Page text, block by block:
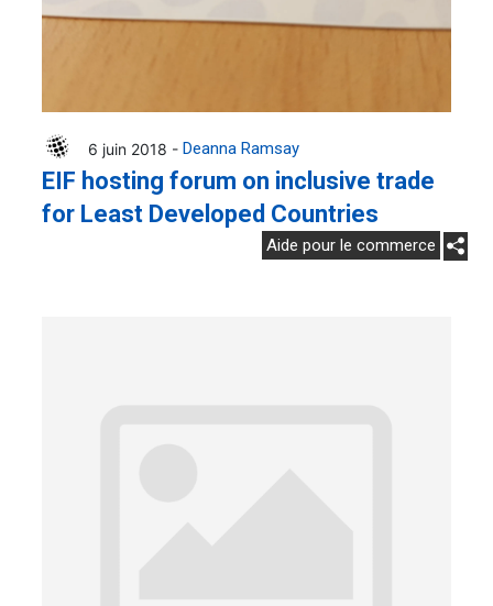
6 juin 2018 - Deanna Ramsay
EIF hosting forum on inclusive trade
for Least Developed Countries
Aide pour le commerce